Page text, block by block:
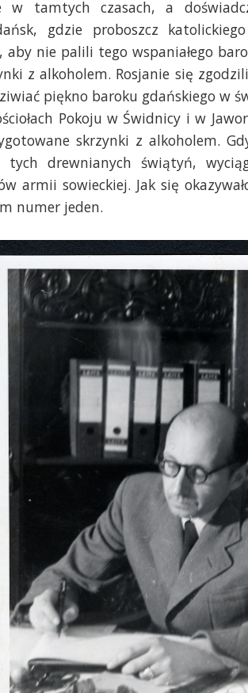
w tamtych czasach, a
gdzie proboszcz katolickiego
aby nie palili tego wspaniałego
z alkoholem. Rosjanie się
piękno baroku gdańskiego w
Pokoju w Świdnicy i w
skrzynki z alkoholem.
tych drewnianych świątyń,
armii sowieckiej. Jak się
numer jeden.